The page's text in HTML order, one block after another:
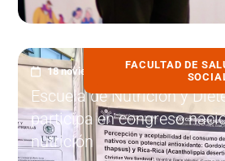
FACULTAD DE
18 noviembre, 2025
Escuela de Nutrición y
participa en congreso
nutrición